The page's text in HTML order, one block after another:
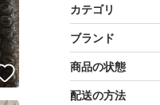
カテゴリ
ブランド
商品の状態
配送の方法
いいね！